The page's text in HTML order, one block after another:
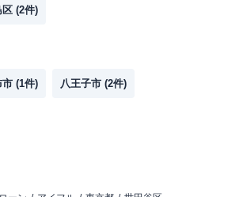
区 (2件)
市 (1件) 八王子市 (2件)